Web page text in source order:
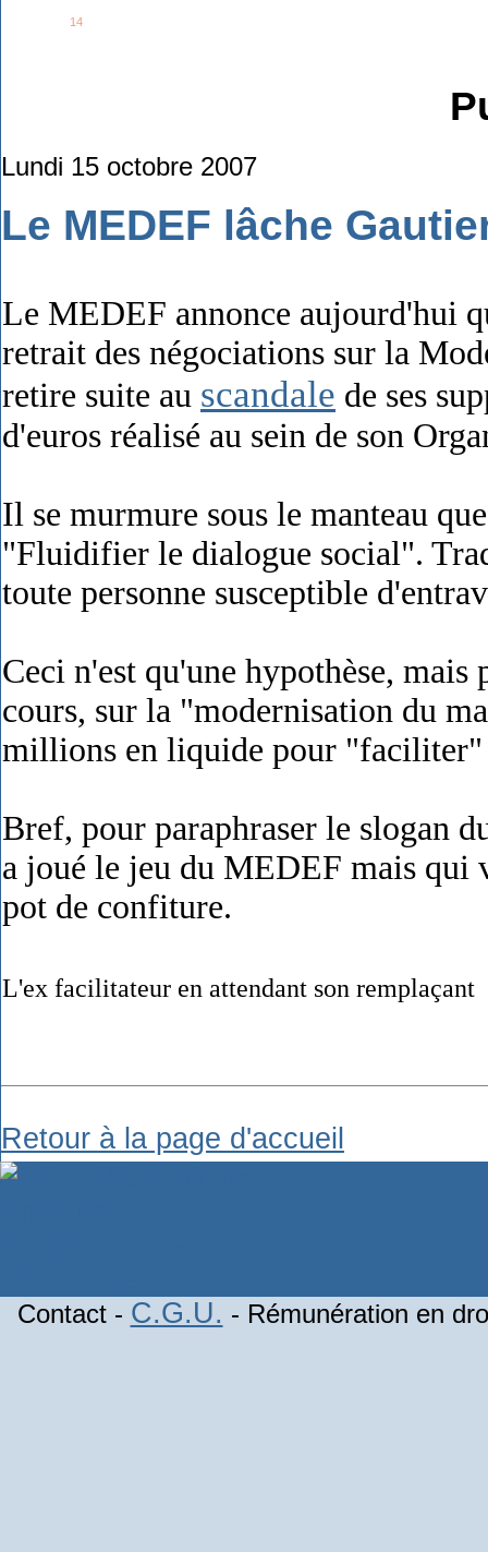
14members...
Lundi 15 octobre 2007
Le MEDEF lâche
Le MEDEF annonce aujourd'hui
retrait des négociations sur la
retire suite au scandale de ses
d'euros réalisé au sein de son
Il se murmure sous le manteau
"Fluidifier le dialogue social".
toute personne susceptible
Ceci n'est qu'une hypothèse,
cours, sur la "modernisation du
millions en liquide pour "faciliter"
Bref, pour paraphraser le slogan
a joué le jeu du MEDEF mais qui
pot de confiture.
L'ex facilitateur en attendant son remplaçant
Retour à la page d'accueil
Contact - C.G.U. - Rémunération en